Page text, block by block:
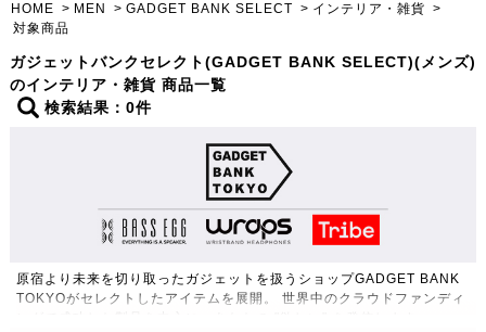
HOME MEN GADGET BANK SELECT
インテリア・雑貨
対象商品
ガジェットバンクセレクト(GADGET BANK SELECT)(メンズ)
のインテリア・雑貨 商品一覧
検索結果：0件
原宿より未来を切り取ったガジェットを扱うショップGADGET BANK
TOKYOがセレクトしたアイテムを展開。 世界中のクラウドファンディ